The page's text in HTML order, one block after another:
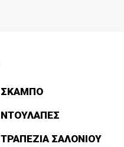
ΣΚΑΜΠΌ
ΝΤΟΥΛΑΠΕΣ
ΤΡΑΠΕΖΙΑ ΣΑΛΟΝΙΟΥ